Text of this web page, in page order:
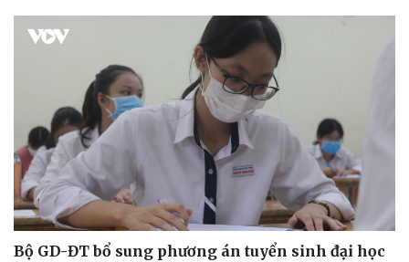
Bộ GD-ĐT bổ sung phương án tuyển sinh đại học